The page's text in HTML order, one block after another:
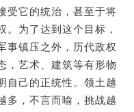
受它的统治，甚至于将
。为了达到这个目标，
事镇压之外，历代政权
，艺术、建筑等有形物
自己的正统性。领土越
多，不言而喻，挑战越